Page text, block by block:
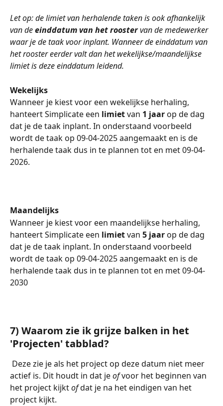
Let op: de limiet van herhalende taken is ook afhankelijk
van de einddatum van het rooster van de medewerker
waar je de taak voor inplant. Wanneer de einddatum van
het rooster eerder valt dan het wekelijkse/maandelijkse
limiet is deze einddatum leidend.
Wekelijks
Wanneer je kiest voor een wekelijkse herhaling,
hanteert Simplicate een limiet van 1 jaar op de dag
dat je de taak inplant. In onderstaand voorbeeld
wordt de taak op 09-04-2025 aangemaakt en is de
herhalende taak dus in te plannen tot en met 09-04-
2026.
Maandelijks
Wanneer je kiest voor een maandelijkse herhaling,
hanteert Simplicate een limiet van 5 jaar op de dag
dat je de taak inplant. In onderstaand voorbeeld
wordt de taak op 09-04-2025 aangemaakt en is de
herhalende taak dus in te plannen tot en met 09-04-
2030
7) Waarom zie ik grijze balken in het
'Projecten' tabblad?
actief is. Dit houdt in dat je of voor het beginnen van
het project kijkt of dat je na het eindigen van het
project kijkt.